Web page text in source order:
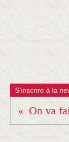
S'inscrire à la